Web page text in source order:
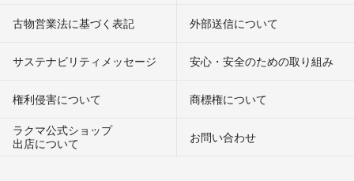
古物営業法に基づく表記 外部送信について
サステナビリティメッセージ 安心・安全のための取り組み
権利侵害について
商標権について
ラクマ公式ショップ
出店について
お問い合わせ